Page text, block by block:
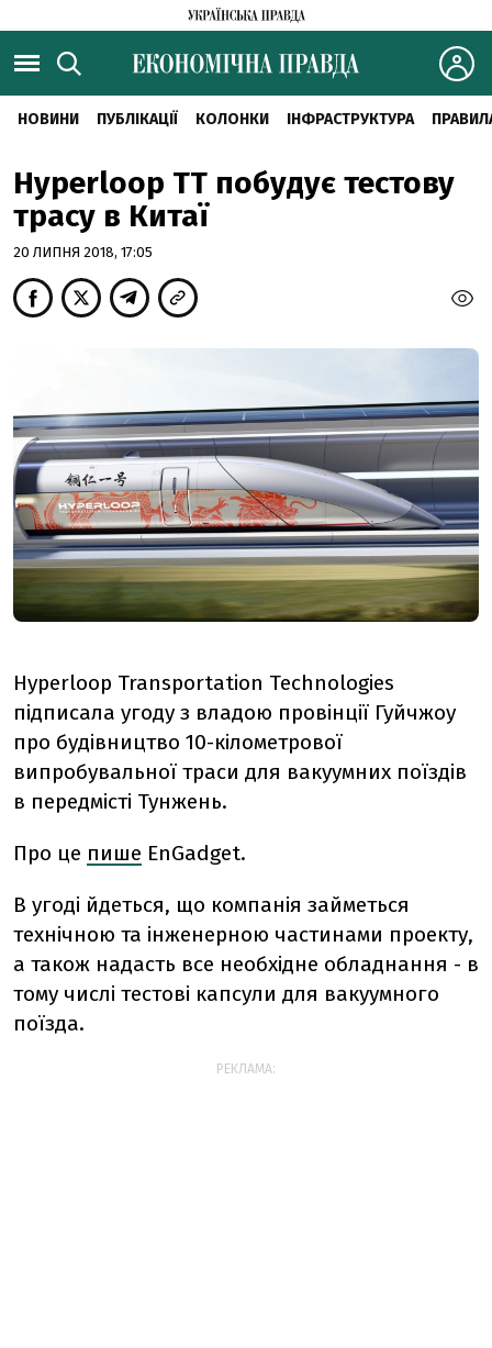
НОВИНИ ПУБЛІКАЦІЇ КОЛОНКИ ІНФРАСТРУКТУРА
Hyperloop TT побудує тестову
трасу в Китаї
20 ЛИПНЯ 2018, 17:05
Hyperloop Transportation Technologies
підписала угоду з владою провінції Гуйчжоу
про будівництво 10-кілометрової
випробувальної траси для вакуумних поїздів
в передмісті Тунжень.
Про це пише EnGadget.
В угоді йдеться, що компанія займеться
технічною та інженерною частинами проекту,
а також надасть все необхідне обладнання - в
тому числі тестові капсули для вакуумного
поїзда.
РЕКЛАМА: